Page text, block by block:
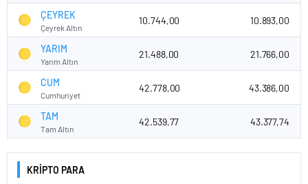
ÇEYREK
Çeyrek Altın
10.744,00 10.893,00
YARIM
Yarım Altın
21.488,00 21.766,00
CUM
Cumhuriyet
42.778,00 43.386,00
TAM
Tam Altın
42.539,77 43.377,74
KRİPTO PARA